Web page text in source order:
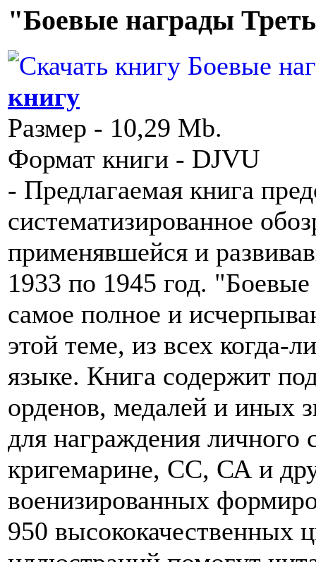
"Боевые награды
книгу
Размер - 10,29 Mb.
Формат книги - DJVU
- Предлагаемая книга
систематизированное
применявшейся и
1933 по 1945 год.
самое полное и
этой теме, из всех когда-
языке. Книга содержит
орденов, медалей и иных
для награждения личного
кригемарине, СС, СА и
военизированных
950 высококачественных